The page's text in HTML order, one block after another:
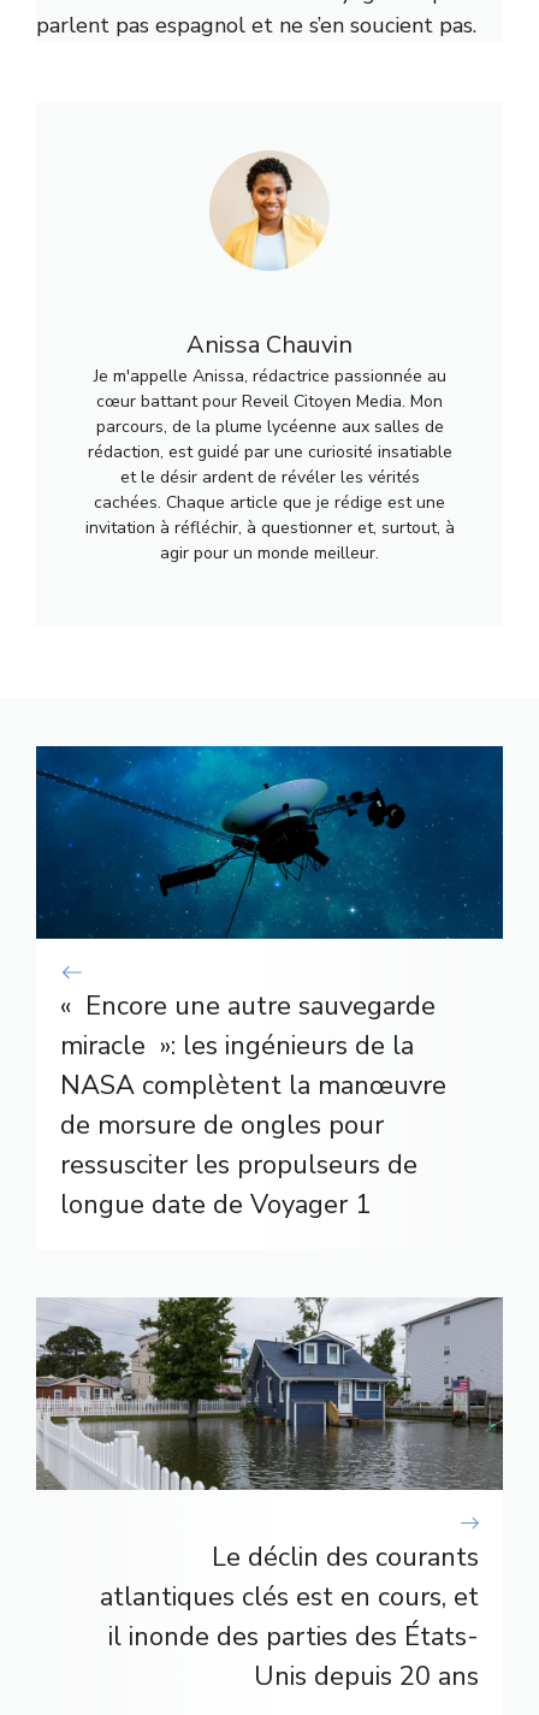
parlent pas espagnol et ne s’en soucient pas.
Anissa Chauvin
Je m'appelle Anissa, rédactrice passionnée au
cœur battant pour Reveil Citoyen Media. Mon
parcours, de la plume lycéenne aux salles de
rédaction, est guidé par une curiosité insatiable
et le désir ardent de révéler les vérités
cachées. Chaque article que je rédige est une
invitation à réfléchir, à questionner et, surtout, à
agir pour un monde meilleur.
« Encore une autre sauvegarde
miracle »: les ingénieurs de la
NASA complètent la manœuvre
de morsure de ongles pour
ressusciter les propulseurs de
longue date de Voyager 1
Le déclin des courants
atlantiques clés est en cours, et
il inonde des parties des États-
Unis depuis 20 ans